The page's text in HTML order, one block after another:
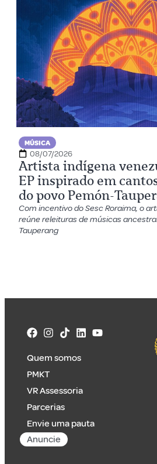
MÚSICA
08/07/2026
Artista indígena
EP inspirado em
do povo Pemón-
Com incentivo do Sesc Roraima, o
reúne releituras de músicas
Tauperang
Quem somos
PMKT
VR Assessoria
Parcerias
Envie uma pauta
Anuncie